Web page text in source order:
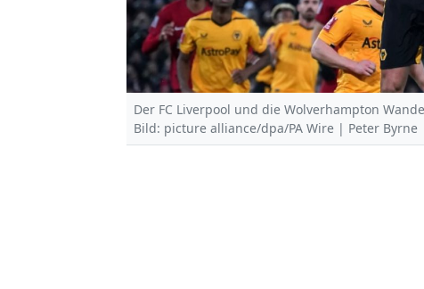
Der FC Liverpool und die Wolverhampton
Bild: picture alliance/dpa/PA Wire | Peter Byrne